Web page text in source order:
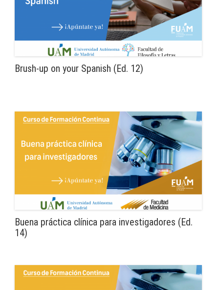
Brush-up on your Spanish (Ed. 12)
Buena práctica clínica para investigadores (Ed.
14)